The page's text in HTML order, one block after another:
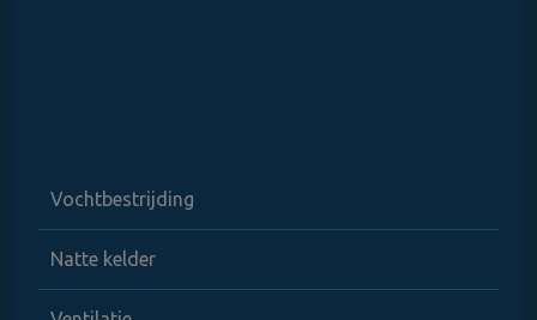
Vochtbestrijding
Natte kelder